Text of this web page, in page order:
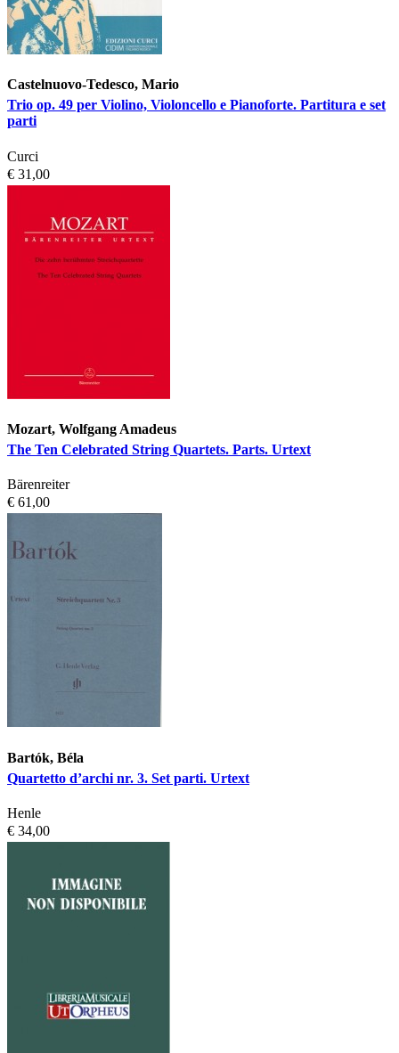
Castelnuovo-Tedesco, Mario
Trio op. 49 per Violino, Violoncello e Pianoforte. Partitura e set
parti
Curci
€ 31,00
Mozart, Wolfgang Amadeus
The Ten Celebrated String Quartets. Parts. Urtext
Bärenreiter
€ 61,00
Bartók, Béla
Quartetto d’archi nr. 3. Set parti. Urtext
Henle
€ 34,00